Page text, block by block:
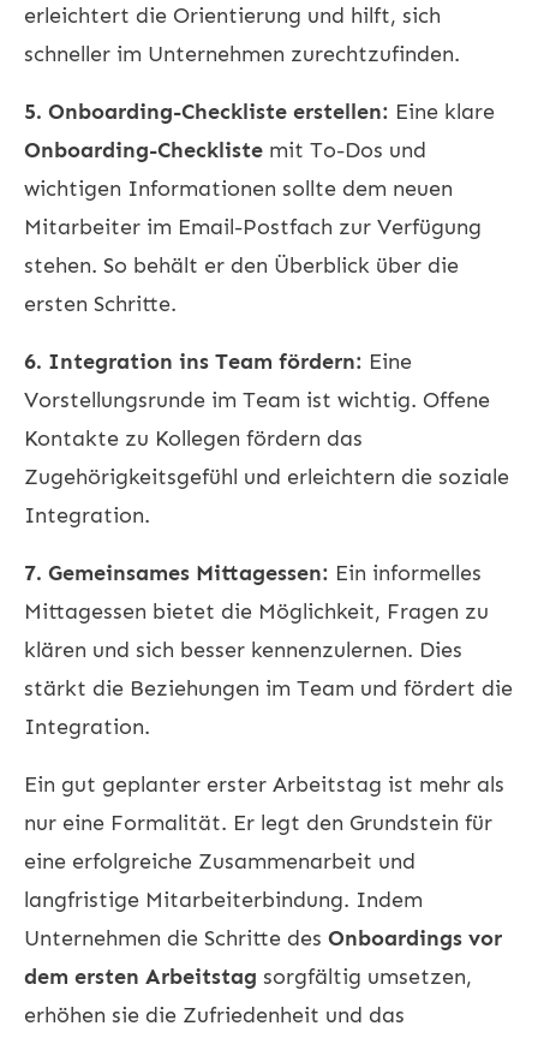
erleichtert die Orientierung und hilft, sich
schneller im Unternehmen zurechtzufinden.
5. Onboarding-Checkliste erstellen: Eine klare
Onboarding-Checkliste mit To-Dos und
wichtigen Informationen sollte dem neuen
Mitarbeiter im Email-Postfach zur Verfügung
stehen. So behält er den Überblick über die
ersten Schritte.
6. Integration ins Team fördern: Eine
Vorstellungsrunde im Team ist wichtig. Offene
Kontakte zu Kollegen fördern das
Zugehörigkeitsgefühl und erleichtern die soziale
Integration.
7. Gemeinsames Mittagessen: Ein informelles
Mittagessen bietet die Möglichkeit, Fragen zu
klären und sich besser kennenzulernen. Dies
stärkt die Beziehungen im Team und fördert die
Integration.
Ein gut geplanter erster Arbeitstag ist mehr als
nur eine Formalität. Er legt den Grundstein für
eine erfolgreiche Zusammenarbeit und
langfristige Mitarbeiterbindung. Indem
Unternehmen die Schritte des Onboardings vor
dem ersten Arbeitstag sorgfältig umsetzen,
erhöhen sie die Zufriedenheit und das